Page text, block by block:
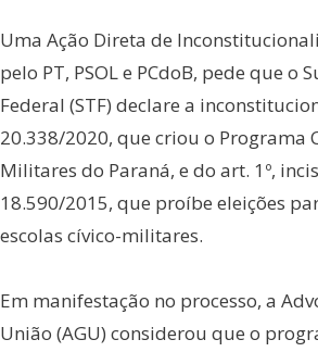
Uma Ação Direta de
pelo PT, PSOL e PCdoB, pede que o
Federal (STF) declare a
20.338/2020, que criou o Programa
Militares do Paraná, e do art. 1º,
18.590/2015, que proíbe eleições
escolas cívico-militares.
Em manifestação no processo, a
União (AGU) considerou que o